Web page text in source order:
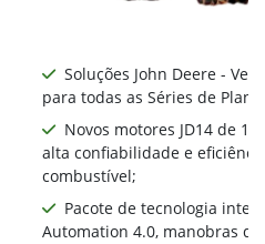
Soluções John Deere -
para todas as Séries de
Novos motores JD14 de
alta confiabilidade e
combustível;
Pacote de tecnologia
Automation 4.0, manobras